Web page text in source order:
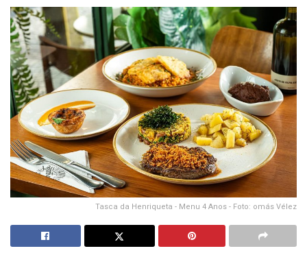
Tasca da Henriqueta - Menu 4 Anos - Foto: omás Vélez